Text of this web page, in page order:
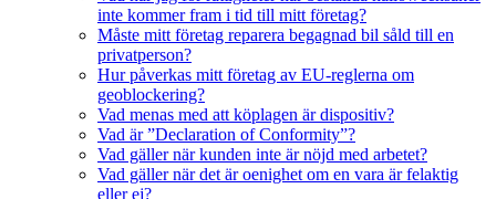
inte kommer fram i tid till mitt företag?
Måste mitt företag reparera begagnad bil såld till en
privatperson?
Hur påverkas mitt företag av EU-reglerna om
geoblockering?
Vad menas med att köplagen är dispositiv?
Vad är ”Declaration of Conformity”?
Vad gäller när kunden inte är nöjd med arbetet?
Vad gäller när det är oenighet om en vara är felaktig
eller ej?